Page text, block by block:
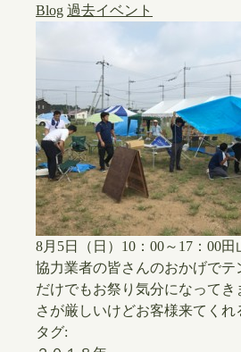
Blog 過去イベント
8月5日（日）10：00～17：00
協力業者の皆さんのおかげで
だけでもお祭り気分になって
さが厳しいけどお客様来てく
タグ: